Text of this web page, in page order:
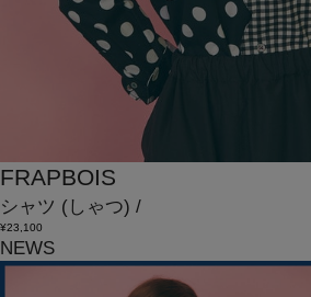
FRAPBOIS
シャツ (しゃつ) /
¥23,100
NEWS